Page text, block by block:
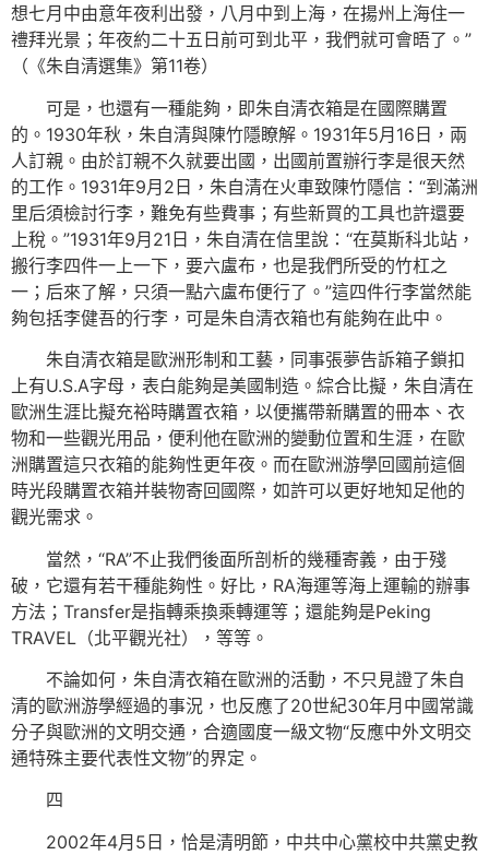
想七月中由意年夜利出發，八月中到上海，在揚州上海住一
禮拜光景；年夜約二十五日前可到北平，我們就可會晤了。”
（《朱自清選集》第11卷）
可是，也還有一種能夠，即朱自清衣箱是在國際購置
的。1930年秋，朱自清與陳竹隱瞭解。1931年5月16日，兩
人訂親。由於訂親不久就要出國，出國前置辦行李是很天然
的工作。1931年9月2日，朱自清在火車致陳竹隱信：“到滿洲
里后須檢討行李，難免有些費事；有些新買的工具也許還要
上稅。”1931年9月21日，朱自清在信里說：“在莫斯科北站，
搬行李四件一上一下，要六盧布，也是我們所受的竹杠之
一；后來了解，只須一點六盧布便行了。”這四件行李當然能
夠包括李健吾的行李，可是朱自清衣箱也有能夠在此中。
朱自清衣箱是歐洲形制和工藝，同事張夢告訴箱子鎖扣
上有U.S.A字母，表白能夠是美國制造。綜合比擬，朱自清在
歐洲生涯比擬充裕時購置衣箱，以便攜帶新購置的冊本、衣
物和一些觀光用品，便利他在歐洲的變動位置和生涯，在歐
洲購置這只衣箱的能夠性更年夜。而在歐洲游學回國前這個
時光段購置衣箱并裝物寄回國際，如許可以更好地知足他的
觀光需求。
當然，“RA”不止我們後面所剖析的幾種寄義，由于殘
破，它還有若干種能夠性。好比，RA海運等海上運輸的辦事
方法；Transfer是指轉乘換乘轉運等；還能夠是Peking
TRAVEL（北平觀光社），等等。
不論如何，朱自清衣箱在歐洲的活動，不只見證了朱自
清的歐洲游學經過的事況，也反應了20世紀30年月中國常識
分子與歐洲的文明交通，合適國度一級文物“反應中外文明交
通特殊主要代表性文物”的界定。
四
2002年4月5日，恰是清明節，中共中心黨校中共黨史教